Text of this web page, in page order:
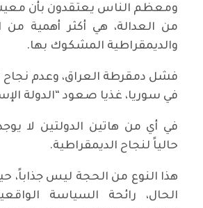
ومعظم الناس يعتقدون بأن
من العدالة، هي أكثر أهمية من
والديمقراطية المشكوك بها.
فشل دمقرطة العراق، وعدم نجاح
في سوريا، غذيا صعود “الدولة
في أي من هاتين الدولتين لا
حالياً لنجاح الديمقراطية.
هذا النوع من الحجة ليس جذاباً،
الحال، رائحة السياسة